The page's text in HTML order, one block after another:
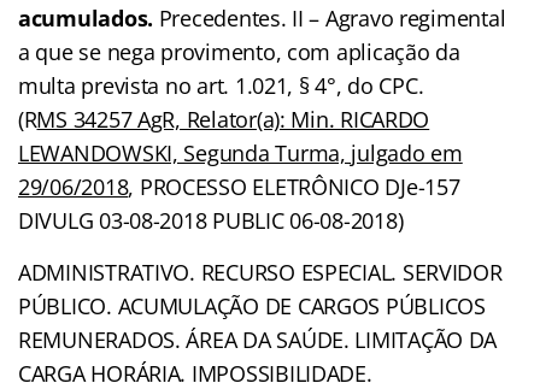
acumulados. Precedentes. II – Agravo regimental
a que se nega provimento, com aplicação da
multa prevista no art. 1.021, § 4°, do CPC.
(RMS 34257 AgR, Relator(a): Min. RICARDO
LEWANDOWSKI, Segunda Turma, julgado em
29/06/2018, PROCESSO ELETRÔNICO DJe-157
DIVULG 03-08-2018 PUBLIC 06-08-2018)
ADMINISTRATIVO. RECURSO ESPECIAL. SERVIDOR
PÚBLICO. ACUMULAÇÃO DE CARGOS PÚBLICOS
REMUNERADOS. ÁREA DA SAÚDE. LIMITAÇÃO DA
CARGA HORÁRIA. IMPOSSIBILIDADE.